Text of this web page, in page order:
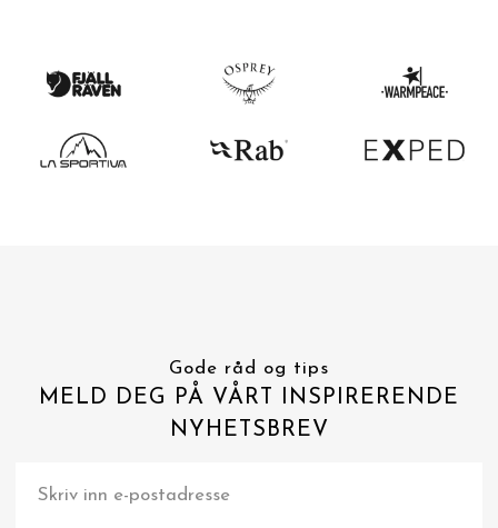
Gode råd og tips
MELD DEG PÅ VÅRT INSPIRERENDE
NYHETSBREV